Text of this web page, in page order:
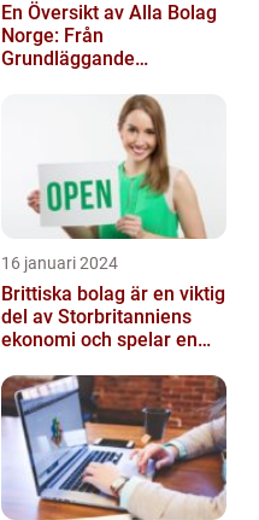
En Översikt av Alla Bolag
Norge: Från
Grundläggande
Kvantitativa Mätningar
16 januari 2024
Brittiska bolag är en viktig
del av Storbritanniens
ekonomi och spelar en
landets...